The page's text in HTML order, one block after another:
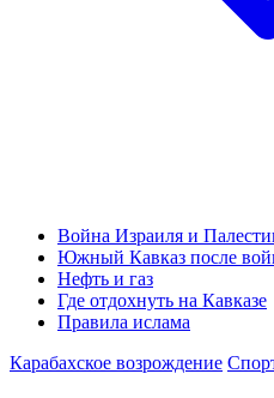
Война Израиля и
Южный Кавказ после
Нефть и газ
Где отдохнуть на Кавказе
Правила ислама
Карабахское возрождение